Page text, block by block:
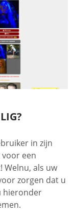
in zijn
een
Welnu, als uw
zorgen dat u
hieronder